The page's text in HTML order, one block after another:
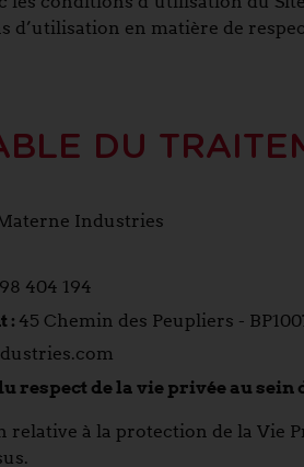
d’utilisation en matière de
DU
Industries
404 194
: 45 Chemin des Peupliers -
respect de la vie privée au sein
relative à la protection de la Vie